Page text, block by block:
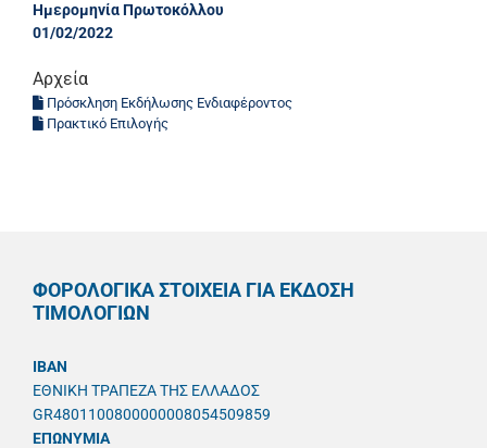
Ημερομηνία Πρωτοκόλλου
01/02/2022
Αρχεία
Πρόσκληση Εκδήλωσης Ενδιαφέροντος
Πρακτικό Επιλογής
ΦΟΡΟΛΟΓΙΚΑ ΣΤΟΙΧΕΙΑ ΓΙΑ ΕΚΔΟΣΗ
ΤΙΜΟΛΟΓΙΩΝ
IBAN
ΕΘΝΙΚΗ ΤΡΑΠΕΖΑ ΤΗΣ ΕΛΛΑΔΟΣ
GR4801100800000008054509859
ΕΠΩΝΥΜΙΑ